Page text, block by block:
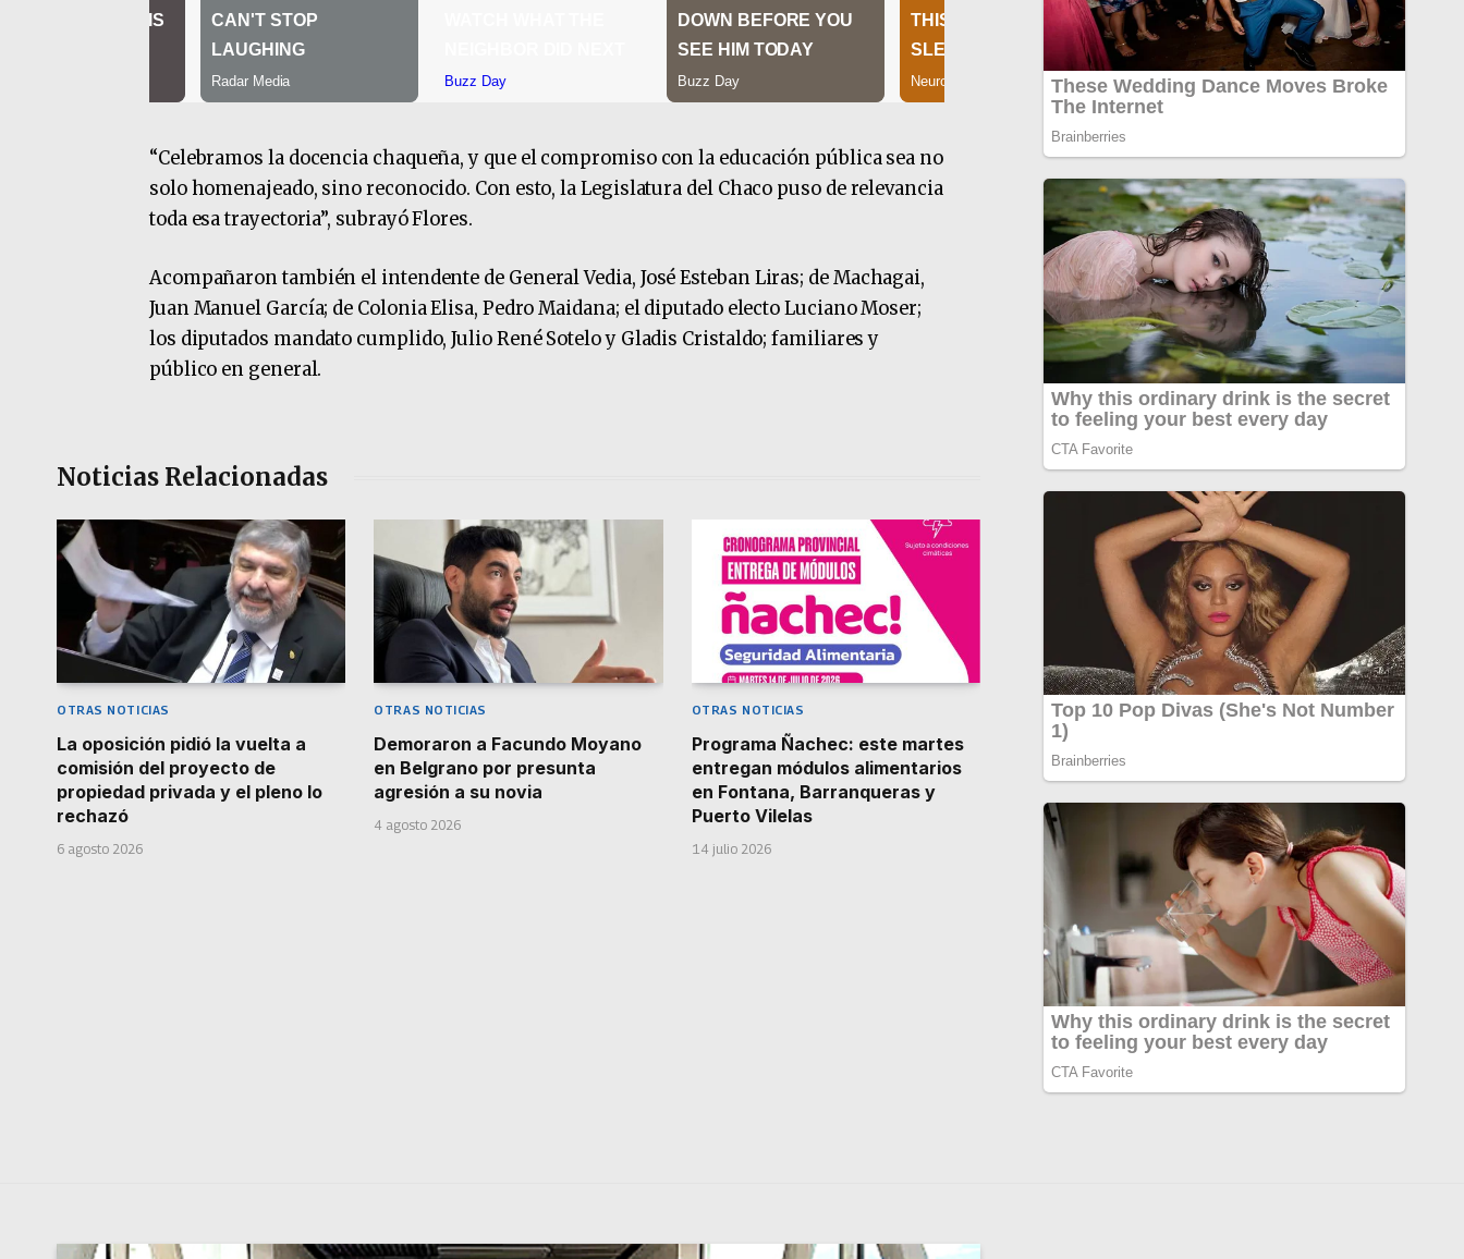
“Celebramos la docencia chaqueña, y que el compromiso con la educación pública sea no
solo homenajeado, sino reconocido. Con esto, la Legislatura del Chaco puso de relevancia
toda esa trayectoria”, subrayó Flores.
Acompañaron también el intendente de General Vedia, José Esteban Liras; de Machagai,
Juan Manuel García; de Colonia Elisa, Pedro Maidana; el diputado electo Luciano Moser;
los diputados mandato cumplido, Julio René Sotelo y Gladis Cristaldo; familiares y
público en general.
Noticias Relacionadas
OTRAS NOTICIAS
La oposición pidió la vuelta a
comisión del proyecto de
propiedad privada y el pleno lo
rechazó
6 agosto 2026
OTRAS NOTICIAS
Demoraron a Facundo Moyano
en Belgrano por presunta
agresión a su novia
4 agosto 2026
OTRAS NOTICIAS
Programa Ñachec: este martes
entregan módulos alimentarios
en Fontana, Barranqueras y
Puerto Vilelas
14 julio 2026